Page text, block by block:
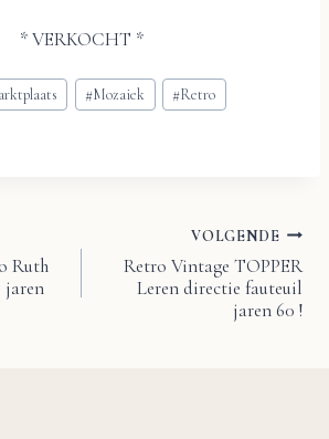
* VERKOCHT *
#Mozaiek #Retro
Ruth
jaren
VOLGENDE
Retro Vintage TOPPER
Leren directie fauteuil
jaren 60 !